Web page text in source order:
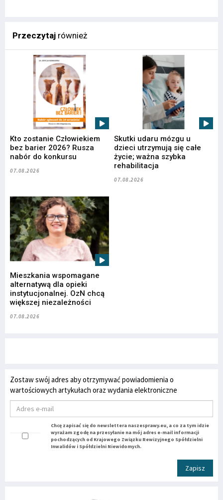
Przeczytaj również
Kto zostanie Człowiekiem
bez barier 2026? Rusza
nabór do konkursu
07.08.2026
Skutki udaru mózgu u
dzieci utrzymują się całe
życie; ważna szybka
rehabilitacja
07.08.2026
Mieszkania wspomagane
alternatywą dla opieki
instytucjonalnej. OzN chcą
większej niezależności
07.08.2026
Zostaw swój adres aby otrzymywać powiadomienia o
wartościowych artykułach oraz wydania elektroniczne
Chcę zapisać się do newslettera naszesprawy.eu, a co za tym idzie
wyrażam zgodę na przesyłanie na mój adres e-mail informacji
pochodzących od Krajowego Związku Rewizyjnego Spółdzielni
Inwalidów i Spółdzielni Niewidomych.
Zapisz